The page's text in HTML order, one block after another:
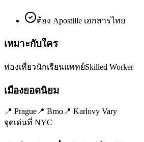
ต้อง Apostille เอกสารไทย
เหมาะกับใคร
ท่องเที่ยวนักเรียนแพทย์Skilled Worker
เมืองยอดนิยม
📍 Prague📍 Brno📍 Karlovy Vary
จุดเด่นที่ NYC